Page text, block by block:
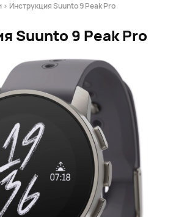
> Инструкция Suunto 9 Peak Pro
Suunto 9 Peak Pro